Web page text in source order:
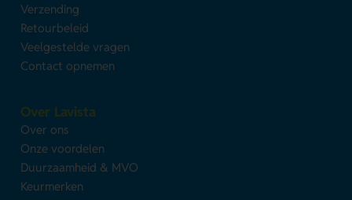
Verzending
Retourbeleid
Veelgestelde vragen
Contact opnemen
Over Lavista
Over ons
Onze voordelen
Duurzaamheid & MVO
Keurmerken